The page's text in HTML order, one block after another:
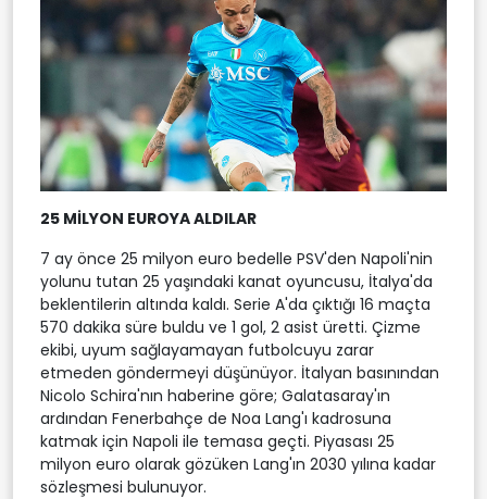
25 MİLYON EUROYA ALDILAR
7 ay önce 25 milyon euro bedelle PSV'den Napoli'nin
yolunu tutan 25 yaşındaki kanat oyuncusu, İtalya'da
beklentilerin altında kaldı. Serie A'da çıktığı 16 maçta
570 dakika süre buldu ve 1 gol, 2 asist üretti. Çizme
ekibi, uyum sağlayamayan futbolcuyu zarar
etmeden göndermeyi düşünüyor. İtalyan basınından
Nicolo Schira'nın haberine göre; Galatasaray'ın
ardından Fenerbahçe de Noa Lang'ı kadrosuna
katmak için Napoli ile temasa geçti. Piyasası 25
milyon euro olarak gözüken Lang'ın 2030 yılına kadar
sözleşmesi bulunuyor.